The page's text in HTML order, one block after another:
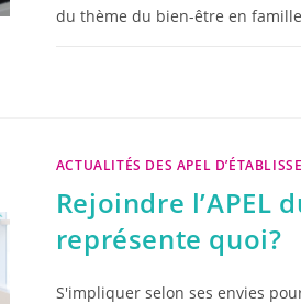
du thème du bien-être en
ACTUALITÉS DES APEL
Rejoindre l’APEL
représente quoi?
S'impliquer selon ses envies